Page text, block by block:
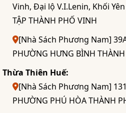
Vinh, Đại lộ V.I.Lenin, Khối
TẬP THÀNH PHỐ VINH
[Nhà Sách Phương Nam]
PHƯỜNG HƯNG BÌNH
Thừa Thiên Huế:
[Nhà Sách Phương Nam]
PHƯỜNG PHÚ HÒA THÀNH